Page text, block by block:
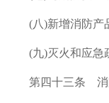
(八)新增消防产
(九)灭火和应急
第四十三条 消